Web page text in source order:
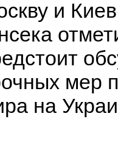
и
мер
на